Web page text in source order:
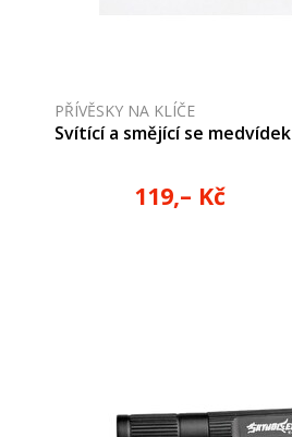
PŘÍVĚSKY NA KLÍČE
Svítící a smějící se medvídek
119,– Kč